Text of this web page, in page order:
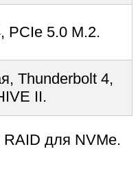
PCIe 5.0 M.2.
Thunderbolt 4,
II.
для NVMe.